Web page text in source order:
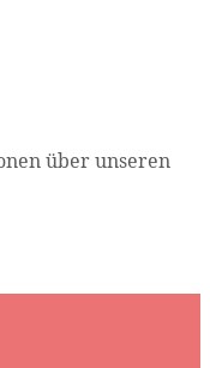
über unseren